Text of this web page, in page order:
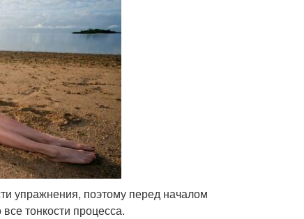
упражнения, поэтому перед началом
тонкости процесса.